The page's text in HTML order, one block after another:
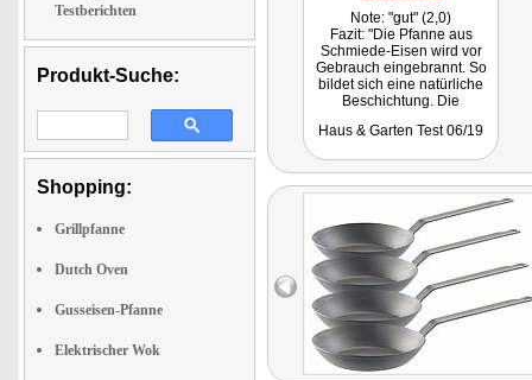
Testberichten
Produkt-Suche:
Shopping:
Grillpfanne
Dutch Oven
Gusseisen-Pfanne
Elektrischer Wok
Note: "gut" (2,0)
Fazit: "Die Pfanne aus
Schmiede-Eisen wird vor
Gebrauch eingebrannt. So
bildet sich eine natürliche
Beschichtung. Die
Bratgut und ermöglicht
Haus & Garten Test 06/19